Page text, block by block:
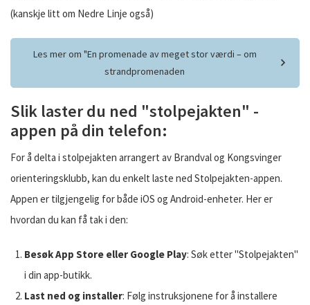
(kanskje litt om Nedre Linje også)
Les mer om "En promenade av meget stor værdi – om
strandpromenaden
Slik laster du ned "stolpejakten" -
appen på din telefon:
For å delta i stolpejakten arrangert av Brandval og Kongsvinger
orienteringsklubb, kan du enkelt laste ned Stolpejakten-appen.
Appen er tilgjengelig for både iOS og Android-enheter. Her er
hvordan du kan få tak i den:
Besøk App Store eller Google Play: Søk etter "Stolpejakten"
i din app-butikk.
Last ned og installer: Følg instruksjonene for å installere